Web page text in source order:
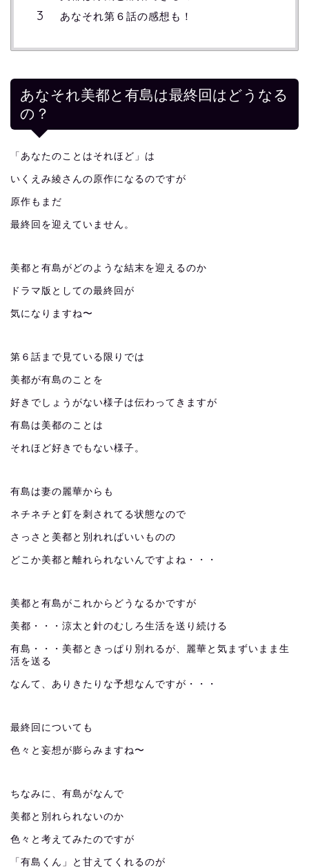
あなそれ第６話の感想も！
あなそれ美都と有島は最終回はどうなる
の？
「あなたのことはそれほど」は
いくえみ綾さんの原作になるのですが
原作もまだ
最終回を迎えていません。
美都と有島がどのような結末を迎えるのか
ドラマ版としての最終回が
気になりますね〜
第６話まで見ている限りでは
美都が有島のことを
好きでしょうがない様子は伝わってきますが
有島は美都のことは
それほど好きでもない様子。
有島は妻の麗華からも
ネチネチと釘を刺されてる状態なので
さっさと美都と別れればいいものの
どこか美都と離れられないんですよね・・・
美都と有島がこれからどうなるかですが
美都・・・涼太と針のむしろ生活を送り続ける
有島・・・美都ときっぱり別れるが、麗華と気まずいまま生
活を送る
なんて、ありきたりな予想なんですが・・・
最終回についても
色々と妄想が膨らみますね〜
ちなみに、有島がなんで
美都と別れられないのか
色々と考えてみたのですが
「有島くん」と甘えてくれるのが